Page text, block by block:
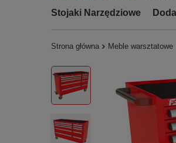
Stojaki Narzędziowe
Strona główna Meble warsztatowe